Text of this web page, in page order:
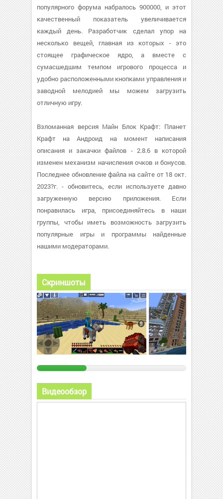
популярного форума набралось 900000, и этот
качественный показатель увеличивается
каждый день. Разработчик сделал упор на
несколько вещей, главная из которых - это
стоящее графическое ядро, а вместе с
сумасшедшим темпом игрового процесса и
удобно расположенными кнопками управления и
заводной мелодией мы можем загрузить
отличную игру.
Взломанная версия Майн Блок Крафт: Планет
Крафт на Андроид на момент написания
описания и закачки файлов - 2.8.6 в которой
изменен механизм начисления очков и бонусов.
Последнее обновление файла на сайте от 18 окт.
2023?г. - обновитесь, если используете давно
загруженную версию приложения. Если
понравилась игра, присоединяйтесь в наши
группы, чтобы иметь возможность загрузить
популярные игры и программы найденные
нашими модераторами.
Скриншоты
Видеообзор